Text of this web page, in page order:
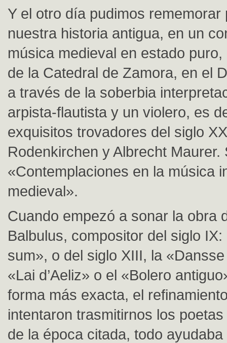
Y el otro día pudimos rememorar
nuestra historia antigua, en un
música medieval en estado
de la Catedral de Zamora, en el
a través de la soberbia
arpista-flautista y un violero, es
exquisitos trovadores del siglo
Rodenkirchen y Albrecht Maurer.
«Contemplaciones en la música
medieval».
Cuando empezó a sonar la obra
Balbulus, compositor del siglo
sum», o del siglo XIII, la
«Lai d’Aeliz» o el «Bolero
forma más exacta, el
intentaron trasmitirnos los
de la época citada, todo